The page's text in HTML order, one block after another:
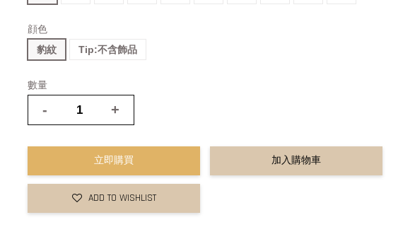
顔色
豹紋
Tip:不含飾品
數量
- +
立即購買 加入購物車
ADD TO WISHLIST